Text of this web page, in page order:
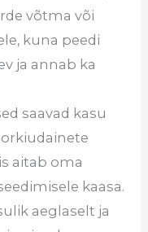
võtma või
kuna peedi
ja annab ka
saavad kasu
aitab oma
kaasa.
aeglaselt ja